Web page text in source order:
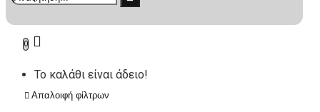
0
Το καλάθι είναι άδειο!
Απαλοιφή φίλτρων